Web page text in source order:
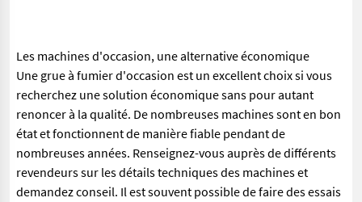
Les machines d'occasion, une alternative économique
Une grue à fumier d'occasion est un excellent choix si vous
recherchez une solution économique sans pour autant
renoncer à la qualité. De nombreuses machines sont en bon
état et fonctionnent de manière fiable pendant de
nombreuses années. Renseignez-vous auprès de différents
revendeurs sur les détails techniques des machines et
demandez conseil. Il est souvent possible de faire des essais